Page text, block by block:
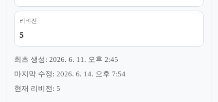
리비전
5
최초 생성: 2026. 6. 11. 오후 2:45
마지막 수정: 2026. 6. 14. 오후 7:54
현재 리비전: 5